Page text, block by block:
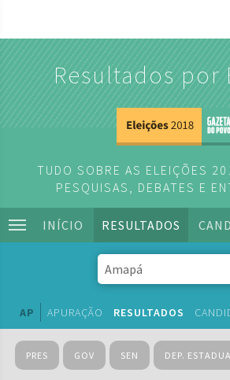
Resultados por
TUDO SOBRE AS ELEIÇÕES
PESQUISAS, DEBATES E
INÍCIO RESULTADOS
AP APURAÇÃO RESULTADOS
PRES GOV SEN DEP.